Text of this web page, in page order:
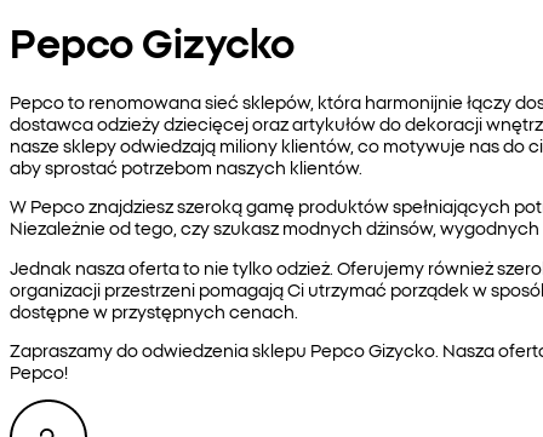
Pepco Gizycko
Pepco to renomowana sieć sklepów, która harmonijnie łączy
dostawca odzieży dziecięcej oraz artykułów do dekoracji
nasze sklepy odwiedzają miliony klientów, co motywuje nas do
aby sprostać potrzebom naszych klientów.
W Pepco znajdziesz szeroką gamę produktów spełniających
Niezależnie od tego, czy szukasz modnych dżinsów,
Jednak nasza oferta to nie tylko odzież. Oferujemy również
organizacji przestrzeni pomagają Ci utrzymać porządek w
dostępne w przystępnych cenach.
Zapraszamy do odwiedzenia sklepu Pepco Gizycko. Nasza
Pepco!